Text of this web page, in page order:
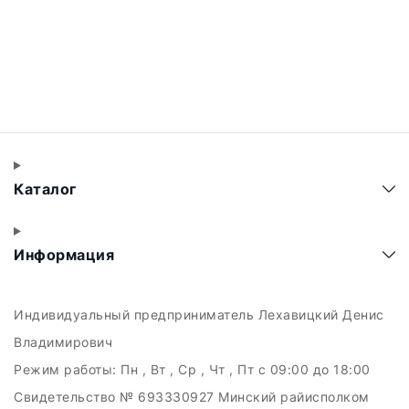
Каталог
Информация
Индивидуальный предприниматель Лехавицкий Денис
Владимирович
Режим работы: Пн , Вт , Ср , Чт , Пт c 09:00 до 18:00
Свидетельство № 693330927 Минский райисполком